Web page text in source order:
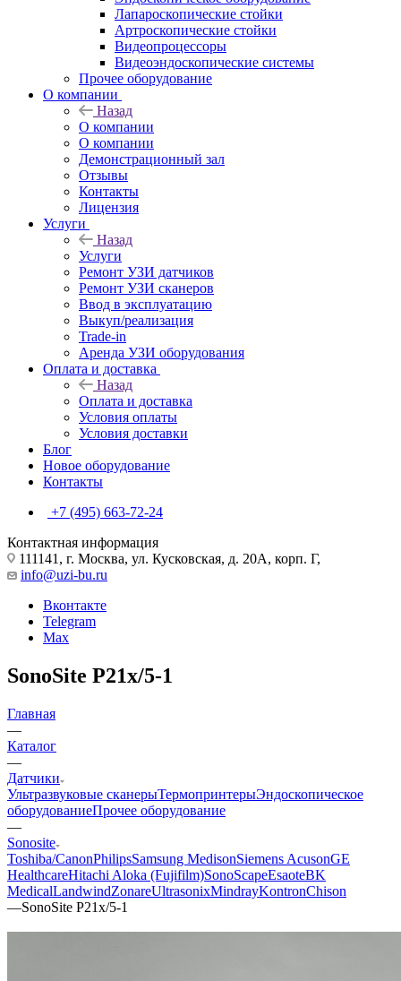
Лапароскопические стойки
Артроскопические стойки
Видеопроцессоры
Видеоэндоскопические системы
Прочее оборудование
О компании
Назад
О компании
О компании
Демонстрационный зал
Отзывы
Контакты
Лицензия
Услуги
Назад
Услуги
Ремонт УЗИ датчиков
Ремонт УЗИ сканеров
Ввод в эксплуатацию
Выкуп/реализация
Trade-in
Аренда УЗИ оборудования
Оплата и доставка
Назад
Оплата и доставка
Условия оплаты
Условия доставки
Блог
Новое оборудование
Контакты
+7 (495) 663-72-24
Контактная информация
111141, г. Москва, ул. Кусковская, д. 20А, корп. Г,
info@uzi-bu.ru
Вконтакте
Telegram
Max
SonoSite P21x/5-1
Главная
—
Каталог
—
Датчики
Ультразвуковые сканерыТермопринтерыЭндоскопическое
оборудованиеПрочее оборудование
—
Sonosite
Toshiba/CanonPhilipsSamsung MedisonSiemens AcusonGE
HealthcareHitachi Aloka (Fujifilm)SonoScapeEsaoteBK
MedicalLandwindZonareUltrasonixMindrayKontronChison
—SonoSite P21x/5-1